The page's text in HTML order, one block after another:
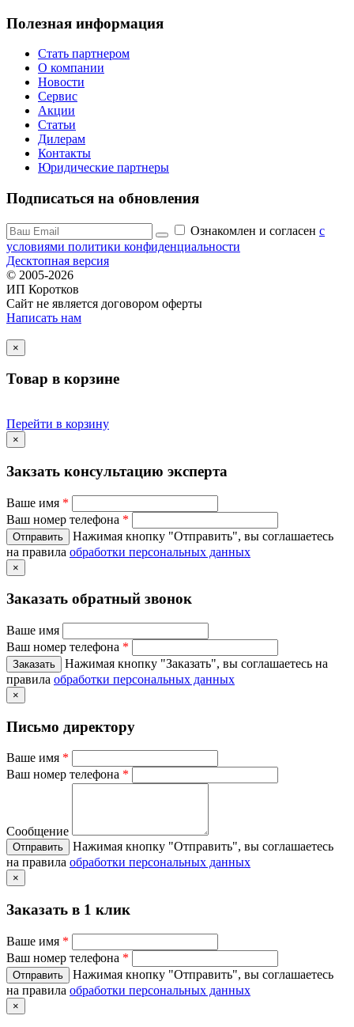
Полезная информация
Стать партнером
О компании
Новости
Сервис
Акции
Статьи
Дилерам
Контакты
Юридические партнеры
Подписаться на обновления
Ознакомлен и согласен c
условиями политики конфиденциальности
Десктопная версия
© 2005-2026
ИП Коротков
Сайт не является договором оферты
Написать нам
×
Товар в корзине
Перейти в корзину
×
Закзать консультацию эксперта
Ваше имя *
Ваш номер телефона *
Нажимая кнопку "Отправить", вы соглашаетесь
на правила обработки персональных данных
×
Заказать обратный звонок
Ваше имя
Ваш номер телефона *
Нажимая кнопку "Заказать", вы соглашаетесь на
правила обработки персональных данных
×
Письмо директору
Ваше имя *
Ваш номер телефона *
Сообщение
Нажимая кнопку "Отправить", вы соглашаетесь
на правила обработки персональных данных
×
Заказать в 1 клик
Ваше имя *
Ваш номер телефона *
Нажимая кнопку "Отправить", вы соглашаетесь
на правила обработки персональных данных
×